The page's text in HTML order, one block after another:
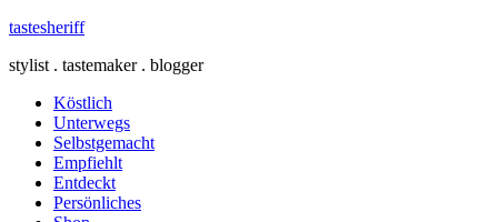
tastesheriff
stylist . tastemaker . blogger
Köstlich
Unterwegs
Selbstgemacht
Empfiehlt
Entdeckt
Persönliches